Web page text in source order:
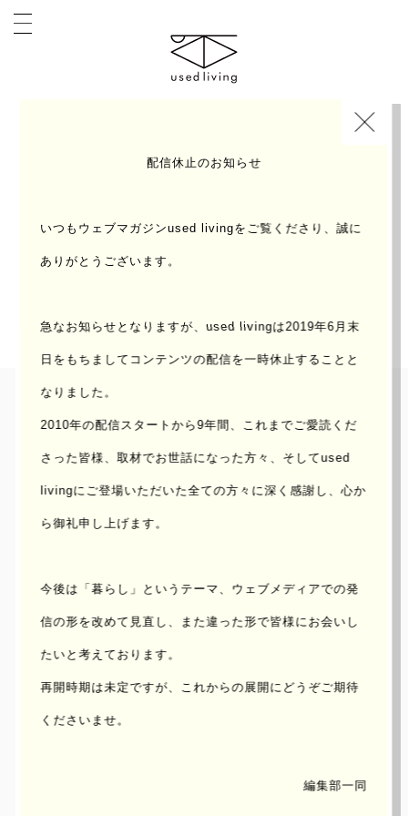
配信休止のお知らせ
いつもウェブマガジンused livingをご覧くださり、誠に
ありがとうございます。
急なお知らせとなりますが、used livingは2019年6月末
日をもちまして コンテンツの配信を一時休止することと
なりました。
2010年の配信スタートから9年間、これまでご愛読くだ
さった皆様、取材でお世話になった方々、 そしてused
livingにご登場いただいた全ての方々に深く感謝し、心か
ら御礼申し上げます。
今後は「暮らし」というテーマ、ウェブメディアでの発
信の形を改めて見直し、 また違った形で皆様にお会いし
たいと考えております。
再開時期は未定ですが、これからの展開にどうぞご期待
くださいませ。
編集部一同
TIE UP PROJECT
作家 加賀耕平による現実と空想のあわい
建築家 橋本 健二氏が綴るどこか不思議な小説